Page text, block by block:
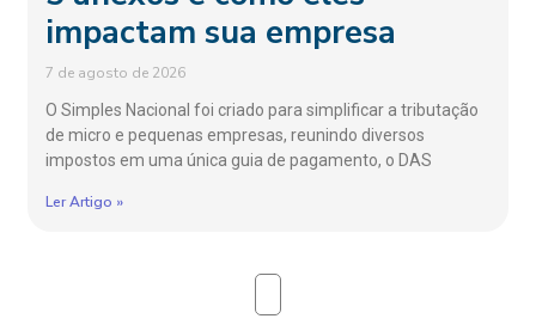
impactam sua empresa
7 de agosto de 2026
O Simples Nacional foi criado para simplificar a tributação
de micro e pequenas empresas, reunindo diversos
impostos em uma única guia de pagamento, o DAS
Ler Artigo »